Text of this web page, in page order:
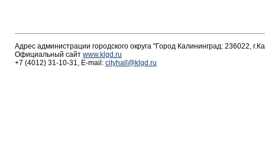
Адрес администрации городского округа "Город Калининград: 236022,
Официальный сайт www.klgd.ru
+7 (4012) 31-10-31, E-mail: cityhall@klgd.ru